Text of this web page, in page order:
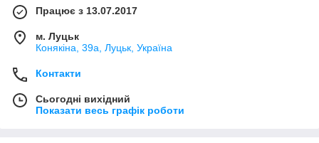
Працює з 13.07.2017
м. Луцьк
Конякіна, 39а, Луцьк, Україна
Контакти
Сьогодні вихідний
Показати весь графік роботи